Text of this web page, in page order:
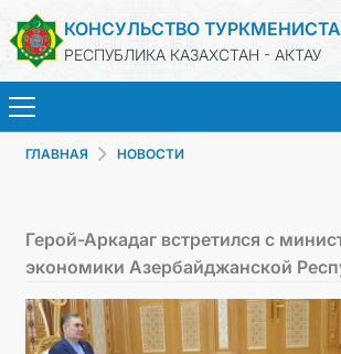
КОНСУЛЬСТВО
РЕСПУБЛИКА КАЗАХСТАН - АКТАУ
ТУРКМЕНИСТАН
КОНСУЛЬСКИЕ УСЛУГИ
ГЛАВНАЯ НОВОСТИ
Герой-Аркадаг встретился с
экономики Азербайджанской